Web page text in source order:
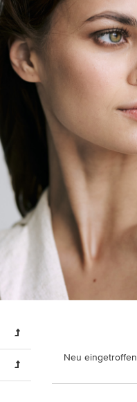
Neu eingetroffen